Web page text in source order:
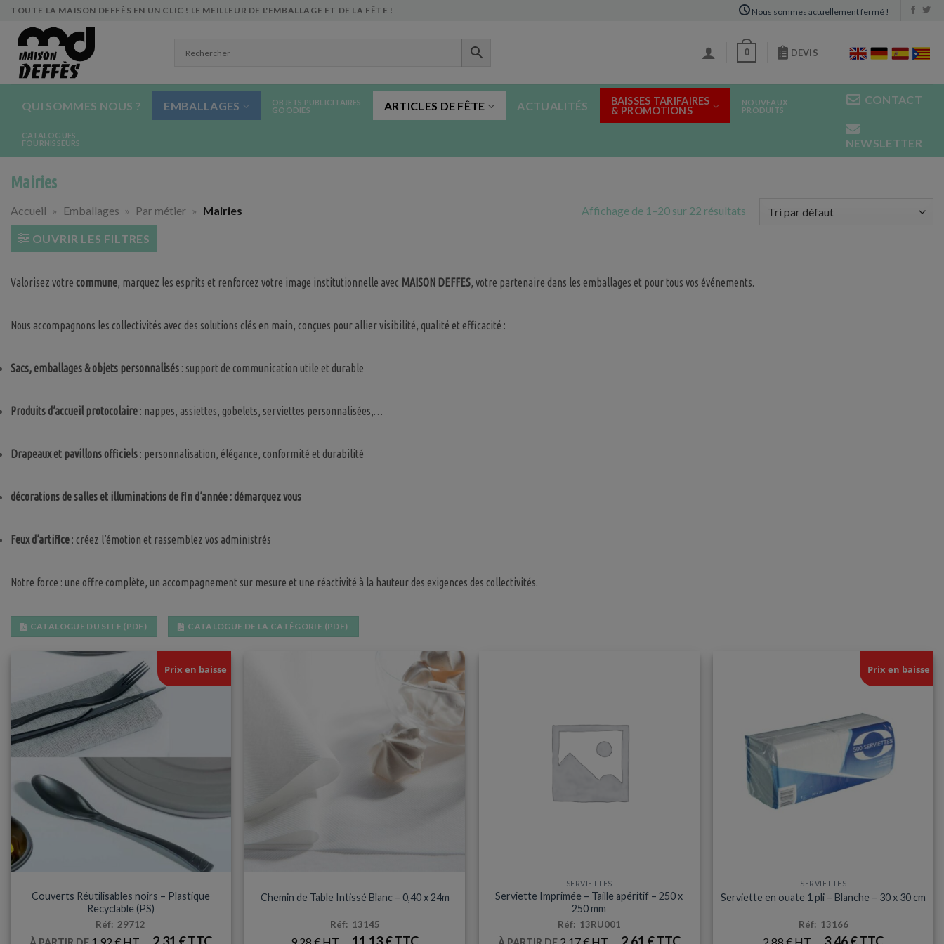
Skip
content
TOUTE LA MAISON DEFFÈS EN UN CLIC ! LE MEILLEUR DE L'EMBALLAGE ET DE LA FÊTE ! Nous sommes actuellement fermé !
0 DEVIS
QUI SOMMES NOUS ? EMBALLAGES
OBJETS PUBLICITAIRES
GOODIES
ARTICLES DE FÊTE ACTUALITÉS
BAISSES TARIFAIRES
& PROMOTIONS
NOUVEAUX
PRODUITS
CATALOGUES
FOURNISSEURS
CONTACT
NEWSLETTER
Mairies
Accueil » Emballages » Par métier » Mairies
OUVRIR LES FILTRES
Affichage de 1–20 sur 22 résultats
Valorisez votre commune, marquez les esprits et renforcez votre image institutionnelle avec MAISON DEFFES, votre partenaire dans les emballages et pour tous vos événements.
Nous accompagnons les collectivités avec des solutions clés en main, conçues pour allier visibilité, qualité et efficacité :
Sacs,emballages &objets personnalisés : support de communication utile et durable
Produits d’accueil protocolaire : nappes, assiettes, gobelets, serviettes personnalisées,…
Drapeaux et pavillons officiels : personnalisation, élégance, conformité et durabilité
décorations de salles et illuminations de fin d’année :démarquez vous
Feux d’artifice : créez l’émotion et rassemblez vos administrés
Notre force : une offre complète, un accompagnement sur mesure et une réactivité à la hauteur des exigences des collectivités.
CATALOGUE DU SITE (PDF) CATALOGUE DE LA CATÉGORIE (PDF)
Prix en baisse
Couverts Réutilisables noirs – Plastique
Recyclable (PS)
Réf: 29712
Chemin de Table Intissé Blanc – 0,40 x 24m
Réf: 13145
SERVIETTES
Serviette Imprimée – Taille apéritif – 250 x
250 mm
Réf: 13RU001
Prix en baisse
SERVIETTES
Serviette en ouate 1 pli – Blanche – 30 x 30 cm
Réf: 13166